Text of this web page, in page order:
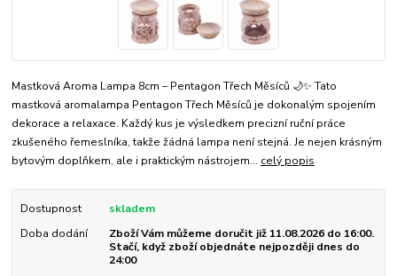
Mastková Aroma Lampa 8cm – Pentagon Třech Měsíců 🌙✨ Tato
mastková aromalampa Pentagon Třech Měsíců je dokonalým spojením
dekorace a relaxace. Každý kus je výsledkem precizní ruční práce
zkušeného řemeslníka, takže žádná lampa není stejná. Je nejen krásným
bytovým doplňkem, ale i praktickým nástrojem... celý popis
Dostupnost
skladem
Doba dodání
Zboží Vám můžeme doručit již 11.08.2026 do 16:00.
Stačí, když zboží objednáte nejpozději dnes do
24:00